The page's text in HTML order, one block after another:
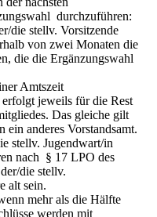
durchzuführen:
die stellv. Vorsitzende
von zwei Monaten die
die die Ergänzungswahl
Amtszeit
jeweils für die Rest
Das gleiche gilt
ein anderes Vorstandsamt.
stellv. Jugendwart/in
nach § 17 LPO des
die stellv.
alt sein.
mehr als die Hälfte
werden mit